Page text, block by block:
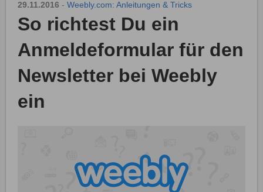
29.11.2016 - Weebly.com: Anleitungen & Tricks
So richtest Du ein
Anmeldeformular für den
Newsletter bei Weebly
ein